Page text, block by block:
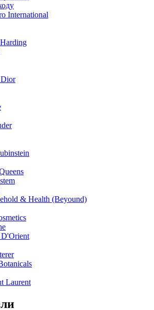
International
& Health (Beyound)
Laurent